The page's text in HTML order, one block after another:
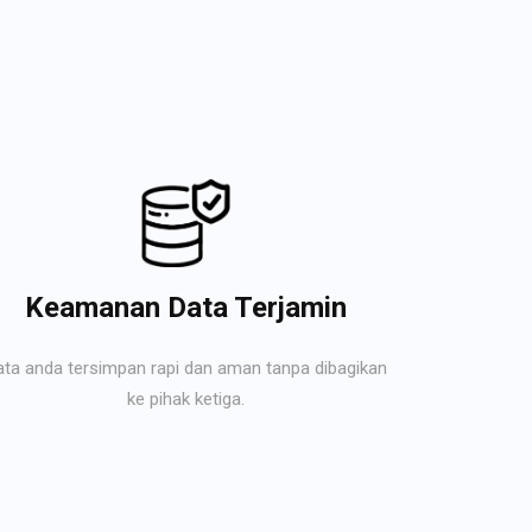
Keamanan Data Terjamin
anda tersimpan rapi dan aman tanpa dibagikan
ke pihak ketiga.